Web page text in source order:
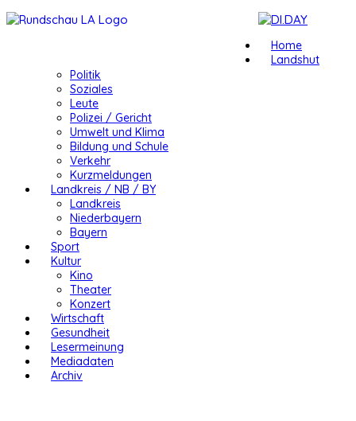
Home
Landshut
Politik
Soziales
Leute
Polizei / Gericht
Umwelt und Klima
Bildung und Schule
Verkehr
Kurzmeldungen
Landkreis / NB / BY
Landkreis
Niederbayern
Bayern
Sport
Kultur
Kino
Theater
Konzert
Wirtschaft
Gesundheit
Lesermeinung
Mediadaten
Archiv